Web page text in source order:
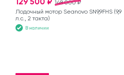
148 000 ₽
Лодочный мотор Seanovo SN9,9FHS (9,9
л.с., 2 такта)
В наличии